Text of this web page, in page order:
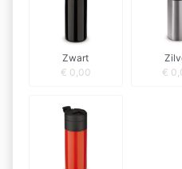
Zwart
€ 0,00
€